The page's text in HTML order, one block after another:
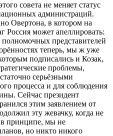
совета не меняет статус
администраций.
Овертона, в котором на
Россия может апеллировать:
представителей
теперь, мы ж уже
подписались и Козак,
проблемы,
серьёзными
процесса и для соблюдения
Сейчас президент
этим заявлением от
эту жевачку, когда не
в принципе, мы не
но никто никого